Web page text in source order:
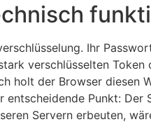
Ihr
verschlüsselten Token
holt der Browser diesen
Punkt: Der
Servern erbeuten,